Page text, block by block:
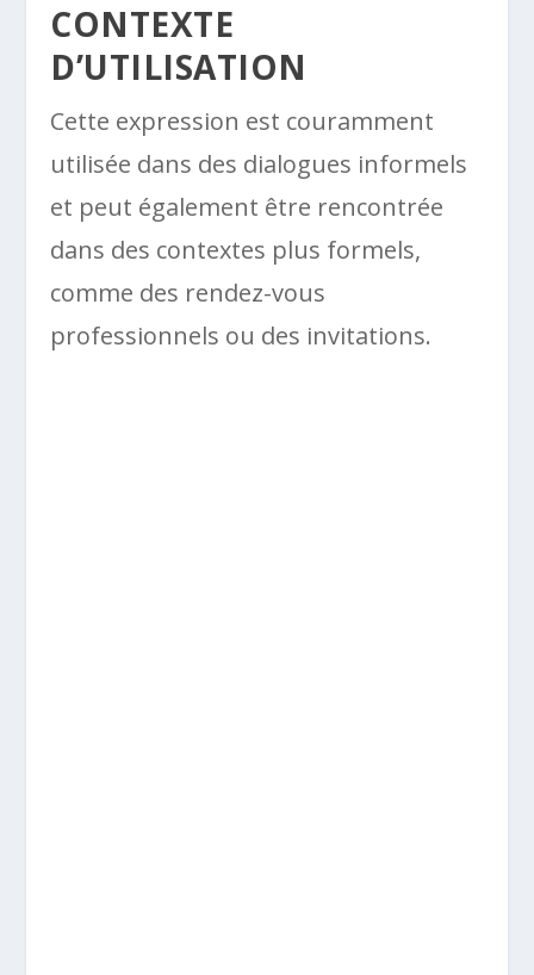
CONTEXTE
D’UTILISATION
Cette expression est couramment
utilisée dans des dialogues informels
et peut également être rencontrée
dans des contextes plus formels,
comme des rendez-vous
professionnels ou des invitations.